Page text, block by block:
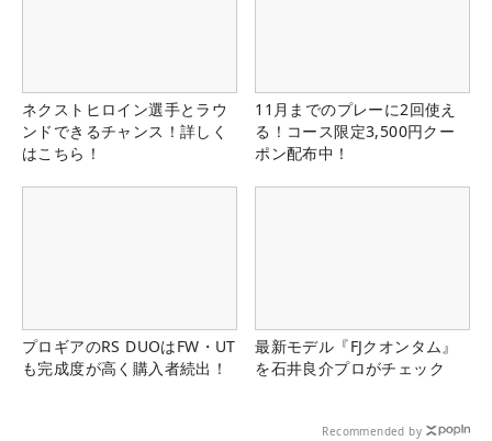
ネクストヒロイン選手とラウ
ンドできるチャンス！詳しく
はこちら！
11月までのプレーに2回使え
る！コース限定3,500円クー
ポン配布中！
プロギアのRS DUOはFW・UT
も完成度が高く購入者続出！
最新モデル『FJクオンタム』
を石井良介プロがチェック
Recommended by